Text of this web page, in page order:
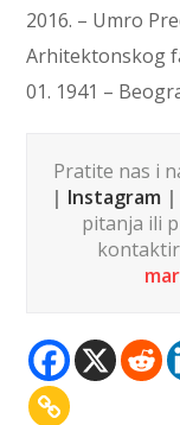
2016. – Umro
Arhitektonskog
01. 1941 –
Pratite nas i
| Instagram |
pitanja ili